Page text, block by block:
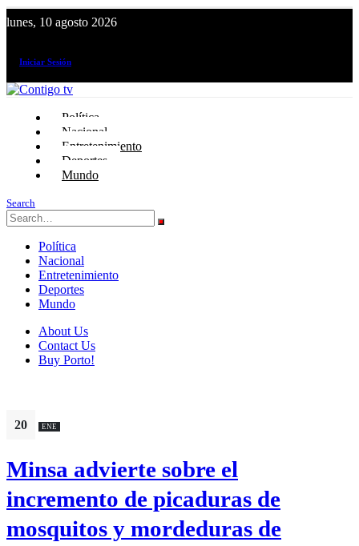
lunes, 10 agosto 2026
Iniciar Sesión
Política
Nacional
Entretenimiento
Deportes
Mundo
Search
Política
Nacional
Entretenimiento
Deportes
Mundo
About Us
Contact Us
Buy Porto!
20 ENE
Minsa advierte sobre el
incremento de picaduras de
mosquitos y mordeduras de